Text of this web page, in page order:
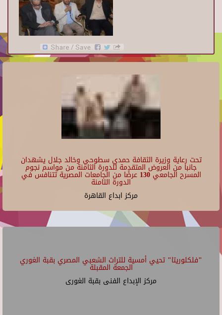
تحت رعاية وزيرة الثقافة حمدي سطوحي وخالد جلال يشهدان
جانبا من العروض المتقدمة للدورة الثامنة من مواسم نجوم
المسرح الجامعي 130 عرضًا من الجامعات المصرية تتنافس في
الدورة الثامنة
مركز ابداع القاهرة
"فلكلوريتا" تحيي أمسية للتراث الشعبي المصري بقبة الغوري
الجمعة المقبلة
مركز الإبداع الفنى بقبة الغورى